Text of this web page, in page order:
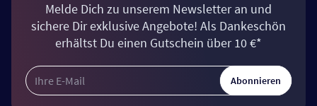
Melde Dich zu unserem Newsletter an und
sichere Dir exklusive Angebote! Als Dankeschön
erhältst Du einen Gutschein über 10 €*
Abonnieren